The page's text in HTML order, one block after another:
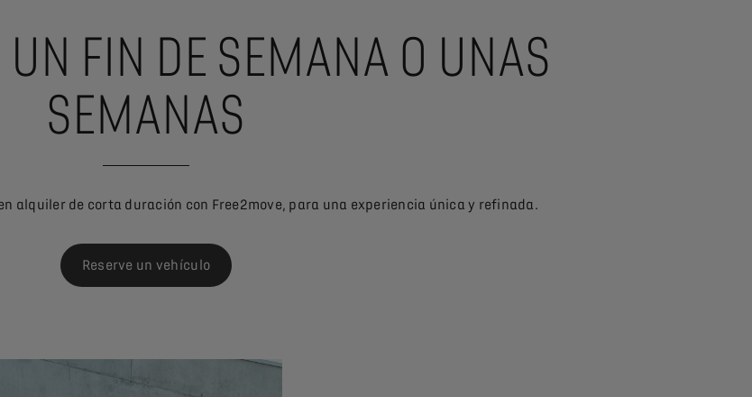
FIN DE SEMANA O UNAS
SEMANAS
alquiler de corta duración con Free2move, para una experiencia única y refinada.
Reserve un vehículo